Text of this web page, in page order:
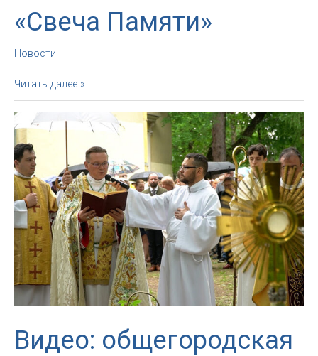
«Свеча Памяти»
Новости
Московские
католики
приняли
участие
в
общегородской
акции
«Свеча
Памяти»
Читать далее »
Видео: общегородская